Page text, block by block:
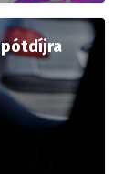
pótdíjra